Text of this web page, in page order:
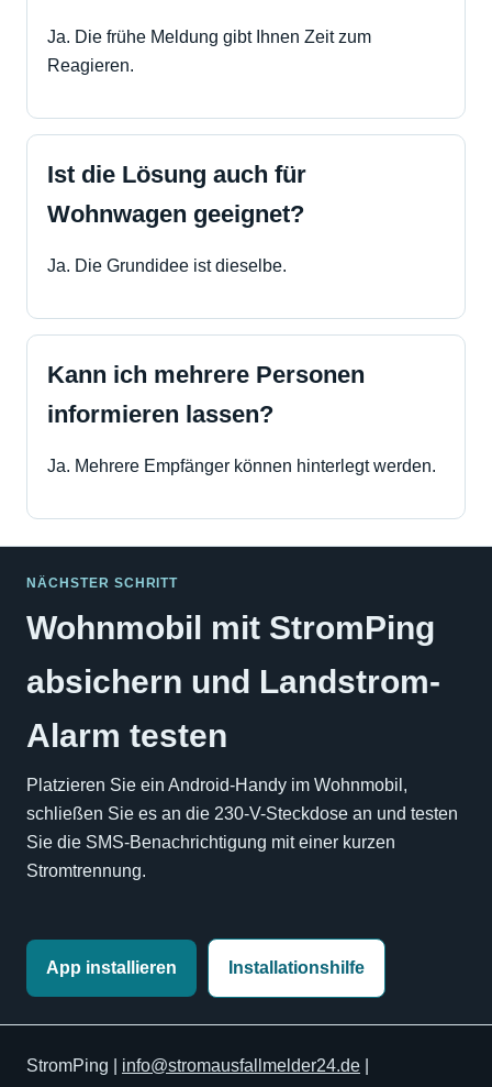
Ja. Die frühe Meldung gibt Ihnen Zeit zum
Reagieren.
Ist die Lösung auch für
Wohnwagen geeignet?
Ja. Die Grundidee ist dieselbe.
Kann ich mehrere Personen
informieren lassen?
Ja. Mehrere Empfänger können hinterlegt werden.
NÄCHSTER SCHRITT
Wohnmobil mit StromPing
absichern und Landstrom-
Alarm testen
Platzieren Sie ein Android-Handy im Wohnmobil,
schließen Sie es an die 230-V-Steckdose an und testen
Sie die SMS-Benachrichtigung mit einer kurzen
Stromtrennung.
App installieren Installationshilfe
StromPing | info@stromausfallmelder24.de